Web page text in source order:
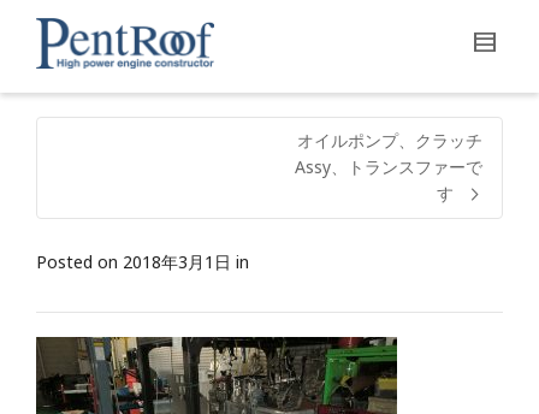
オイルポンプ、クラッチ
Assy、トランスファーで
す
Posted on 2018年3月1日 in